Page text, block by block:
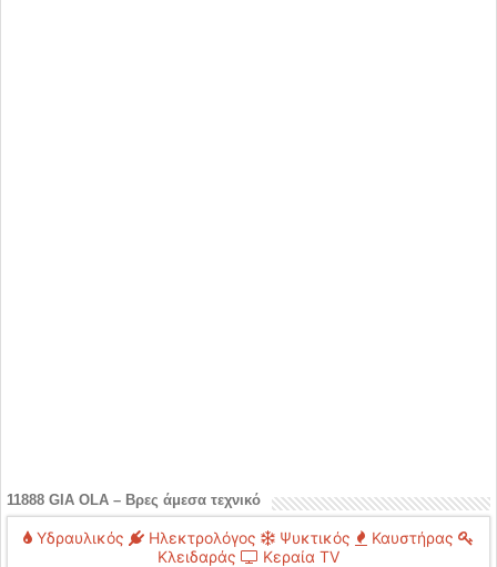
11888 GIA OLA – Βρες άμεσα τεχνικό
Υδραυλικός Ηλεκτρολόγος Ψυκτικός
Καυστήρας
Κλειδαράς
Κεραία TV